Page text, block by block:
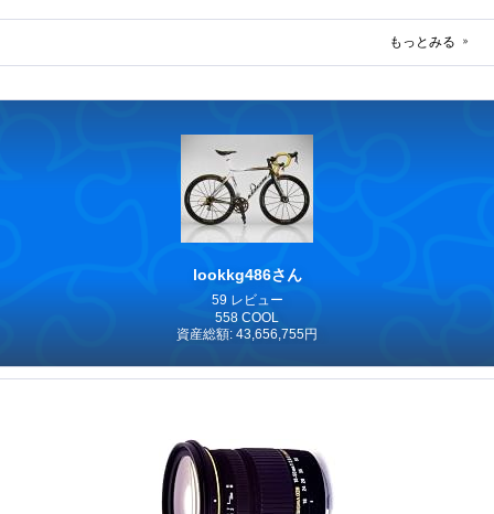
もっとみる
lookkg486さん
59 レビュー
558 COOL
資産総額: 43,656,755円